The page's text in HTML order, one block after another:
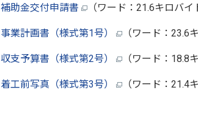
補助金交付申請書 （ワード：21.6キロバイ
事業計画書（様式第1号） （ワード：23.6
収支予算書（様式第2号） （ワード：18.8
着工前写真（様式第3号） （ワード：21.4